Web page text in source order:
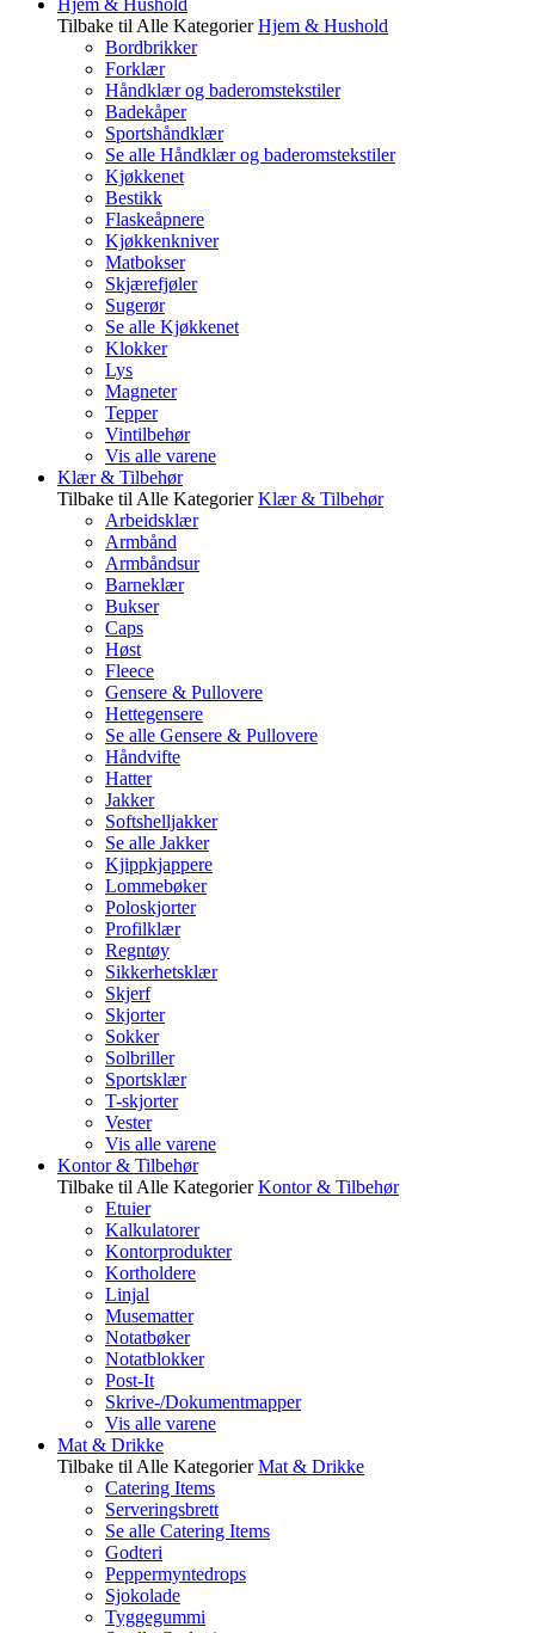
Hjem & Hushold
Tilbake til Alle Kategorier Hjem & Hushold
Bordbrikker
Forklær
Håndklær og baderomstekstiler
Badekåper
Sportshåndklær
Se alle Håndklær og baderomstekstiler
Kjøkkenet
Bestikk
Flaskeåpnere
Kjøkkenkniver
Matbokser
Skjærefjøler
Sugerør
Se alle Kjøkkenet
Klokker
Lys
Magneter
Tepper
Vintilbehør
Vis alle varene
Klær & Tilbehør
Tilbake til Alle Kategorier Klær & Tilbehør
Arbeidsklær
Armbånd
Armbåndsur
Barneklær
Bukser
Caps
Høst
Fleece
Gensere & Pullovere
Hettegensere
Se alle Gensere & Pullovere
Håndvifte
Hatter
Jakker
Softshelljakker
Se alle Jakker
Kjippkjappere
Lommebøker
Poloskjorter
Profilklær
Regntøy
Sikkerhetsklær
Skjerf
Skjorter
Sokker
Solbriller
Sportsklær
T-skjorter
Vester
Vis alle varene
Kontor & Tilbehør
Tilbake til Alle Kategorier Kontor & Tilbehør
Etuier
Kalkulatorer
Kontorprodukter
Kortholdere
Linjal
Musematter
Notatbøker
Notatblokker
Post-It
Skrive-/Dokumentmapper
Vis alle varene
Mat & Drikke
Tilbake til Alle Kategorier Mat & Drikke
Catering Items
Serveringsbrett
Se alle Catering Items
Godteri
Peppermyntedrops
Sjokolade
Tyggegummi